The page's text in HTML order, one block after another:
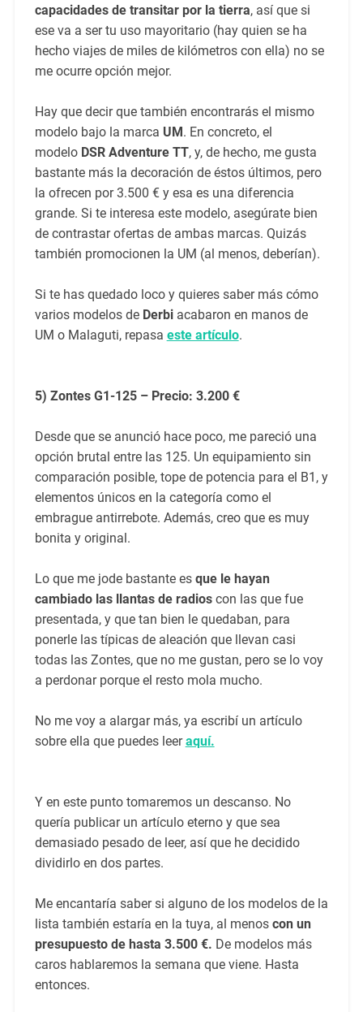
capacidades de transitar por la tierra, así que si
ese va a ser tu uso mayoritario (hay quien se ha
hecho viajes de miles de kilómetros con ella) no se
me ocurre opción mejor.
Hay que decir que también encontrarás el mismo
modelo bajo la marca UM. En concreto, el
modelo DSR Adventure TT, y, de hecho, me gusta
bastante más la decoración de éstos últimos, pero
la ofrecen por 3.500 € y esa es una diferencia
grande. Si te interesa este modelo, asegúrate bien
de contrastar ofertas de ambas marcas. Quizás
también promocionen la UM (al menos, deberían).
Si te has quedado loco y quieres saber más cómo
varios modelos de Derbiacabaron en manos de
UM o Malaguti, repasa este artículo.
5) Zontes G1-125 – Precio: 3.200 €
Desde que se anunció hace poco, me pareció una
opción brutal entre las 125. Un equipamiento sin
comparación posible, tope de potencia para el B1, y
elementos únicos en la categoría como el
embrague antirrebote. Además, creo que es muy
bonita y original.
Lo que me jode bastante es que le hayan
cambiado las llantas de radioscon las que fue
presentada, y que tan bien le quedaban, para
ponerle las típicas de aleación que llevan casi
todas las Zontes, que no me gustan, pero se lo voy
a perdonar porque el resto mola mucho.
No me voy a alargar más, ya escribí un artículo
sobre ella que puedes leeraquí.
Y en este punto tomaremos un descanso. No
quería publicar un artículo eterno y que sea
demasiado pesado de leer, así que he decidido
dividirlo en dos partes.
Me encantaría saber si alguno de los modelos de la
lista también estaría en la tuya, al menoscon un
presupuesto de hasta 3.500 €. De modelos más
caros hablaremos la semana que viene. Hasta
entonces.